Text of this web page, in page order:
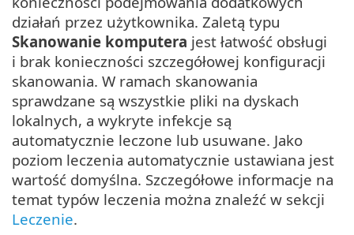
działań przez użytkownika. Zaletą typu
Skanowanie komputera jest łatwość obsługi
i brak konieczności szczegółowej konfiguracji
skanowania. W ramach skanowania
sprawdzane są wszystkie pliki na dyskach
lokalnych, a wykryte infekcje są
automatycznie leczone lub usuwane. Jako
poziom leczenia automatycznie ustawiana jest
wartość domyślna. Szczegółowe informacje na
temat typów leczenia można znaleźć w sekcji
Leczenie.